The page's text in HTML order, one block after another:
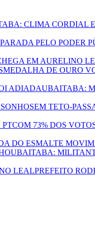
CLIMA CORDIAL
EM AURELINO
MEDALHA DE OURO
UBAITABA:
SEM TETO-
COM 73% DOS
DO ESMALTE
UBAITABA:
PREFEITO